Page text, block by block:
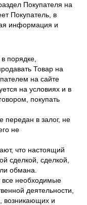
Покупателя на
Покупатель, в
информация и
порядке,
Товар на
на сайте
на условиях и в
покупать
передан в залог, не
не
что настоящий
сделкой, сделкой,
обмана.
все необходимые
деятельности,
возникающих и